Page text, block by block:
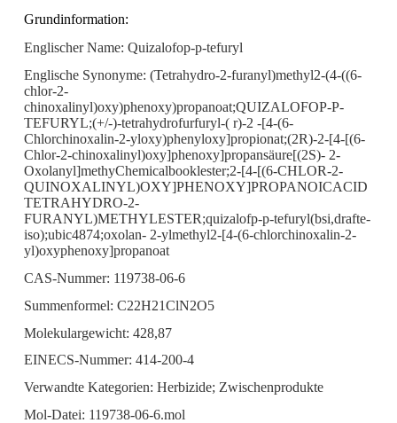
Grundinformation:
Englischer Name: Quizalofop-p-tefuryl
Englische Synonyme: (Tetrahydro-2-furanyl)methyl2-(4-((6-
chlor-2-
chinoxalinyl)oxy)phenoxy)propanoat;QUIZALOFOP-P-
TEFURYL;(+/-)-tetrahydrofurfuryl-( r)-2 -[4-(6-
Chlorchinoxalin-2-yloxy)phenyloxy]propionat;(2R)-2-[4-[(6-
Chlor-2-chinoxalinyl)oxy]phenoxy]propansäure[(2S)- 2-
Oxolanyl]methyChemicalbooklester;2-[4-[(6-CHLOR-2-
QUINOXALINYL)OXY]PHENOXY]PROPANOICACID
TETRAHYDRO-2-
FURANYL)METHYLESTER;quizalofp-p-tefuryl(bsi,drafte-
iso);ubic4874;oxolan- 2-ylmethyl2-[4-(6-chlorchinoxalin-2-
yl)oxyphenoxy]propanoat
CAS-Nummer: 119738-06-6
Summenformel: C22H21ClN2O5
Molekulargewicht: 428,87
EINECS-Nummer: 414-200-4
Verwandte Kategorien: Herbizide; Zwischenprodukte
Mol-Datei: 119738-06-6.mol